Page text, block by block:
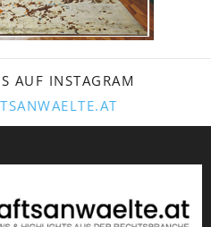
AUF INSTAGRAM